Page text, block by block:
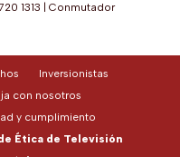
1313
Conmutador
Inversionistas
con nosotros
y cumplimiento
Ética de Televisión